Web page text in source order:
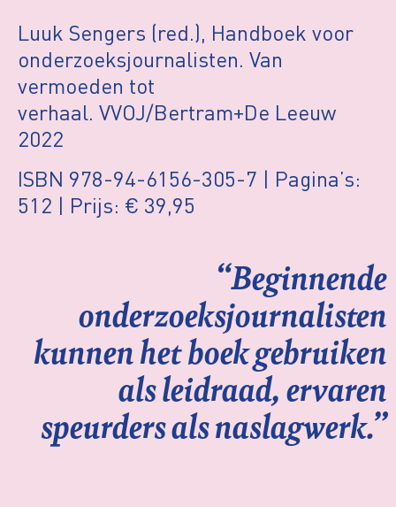
Luuk Sengers (red.), Handboek voor
onderzoeksjournalisten. Van
vermoeden tot
verhaal. VVOJ/Bertram+De Leeuw
2022
ISBN 978-94-6156-305-7 | Pagina’s:
512 | Prijs: € 39,95
“Beginnende
onderzoeksjournalisten
kunnen het boek gebruiken
als leidraad, ervaren
speurders als naslagwerk.”